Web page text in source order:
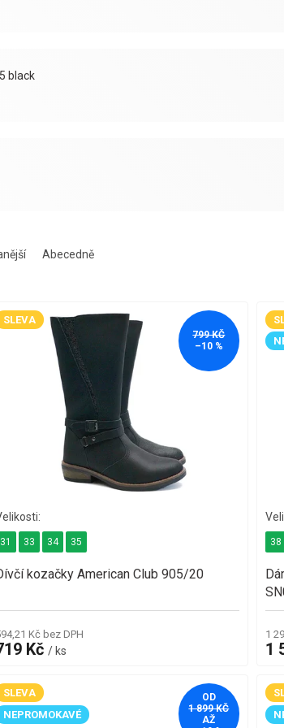
black
Abecedně
SLEVA
799 KČ
–10 %
kozačky American Club 905/20
Kč bez DPH
Kč / ks
31 33 34 35
1
1
38
SLEVA
NEPROMOKAVÉ
OD
1 899 KČ
AŽ